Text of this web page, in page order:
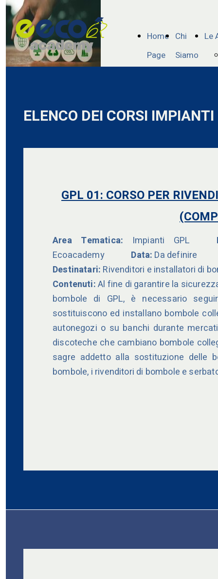
Home
Page
Chi
Siamo
Le
ELENCO DEI CORSI
GPL 01: CORSO PER
Area Tematica: Impianti GPL
EcoacademyData: Da definire
Destinatari: Rivenditori e installatori di
Contenuti:Al fine di garantire la
bombole di GPL, è necessario
sostituiscono ed installano bombole
autonegozi o su banchi durante
discoteche che cambiano bombole
sagre addetto alla sostituzione delle
bombole, i rivenditori di bombole e